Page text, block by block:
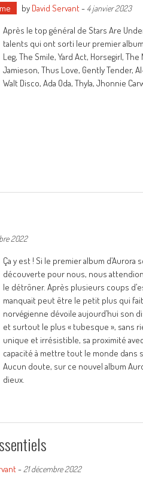
by David Servant- 4 janvier 2023
Après le top général de Stars Are
talents qui ont sorti leur premier album
Leg, The Smile, Yard Act, Horsegirl,
Jamieson, Thus Love, Gently Tender,
Walt Disco, Ada Oda, Thyla, Jhonnie
2022
Ça y est ! Si le premier album d’Aurora
découverte pour nous, nous
le détrôner. Après plusieurs coups
manquait peut être le petit plus qui
norvégienne dévoile aujourd’hui son
et surtout le plus « tubesque », sans
unique et irrésistible, sa proximité
capacité à mettre tout le monde dans
Aucun doute, sur ce nouvel album
dieux.
- 21 décembre 2022